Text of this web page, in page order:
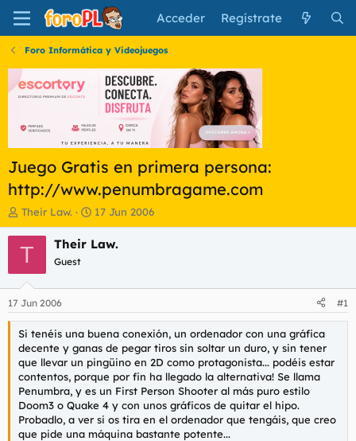
Acceder Regístrate
Foro Informática y Videojuegos
Juego Gratis en primera persona:
http://www.penumbragame.com
I
n
i
a
d
o
r
d
e
l
t
e
m
a
Their Law.
F
e
i
n
i
c
i
o
17 Jun 2006
T Their Law.
Guest
17 Jun 2006 #1
Si tenéis una buena conexión, un ordenador con una gráfica
decente y ganas de pegar tiros sin soltar un duro, y sin tener
que llevar un pingüino en 2D como protagonista... podéis estar
contentos, porque por fin ha llegado la alternativa! Se llama
Penumbra, y es un First Person Shooter al más puro estilo
Doom3 o Quake 4 y con unos gráficos de quitar el hipo.
Probadlo, a ver si os tira en el ordenador que tengáis, que creo
que pide una máquina bastante potente...